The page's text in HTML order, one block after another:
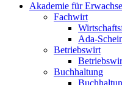
Akademie für
Fachwirt
Ada-
Betriebswirt
Buchhaltung